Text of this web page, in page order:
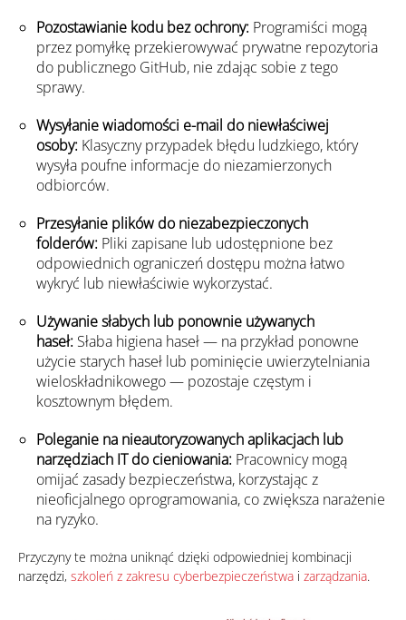
Pozostawianie kodu bez ochrony: Programiści mogą
przez pomyłkę przekierowywać prywatne repozytoria
do publicznego GitHub, nie zdając sobie z tego
sprawy.
Wysyłanie wiadomości e-mail do niewłaściwej
osoby: Klasyczny przypadek błędu ludzkiego, który
wysyła poufne informacje do niezamierzonych
odbiorców.
Przesyłanie plików do niezabezpieczonych
folderów: Pliki zapisane lub udostępnione bez
odpowiednich ograniczeń dostępu można łatwo
wykryć lub niewłaściwie wykorzystać.
Używanie słabych lub ponownie używanych
haseł: Słaba higiena haseł — na przykład ponowne
użycie starych haseł lub pominięcie uwierzytelniania
wieloskładnikowego — pozostaje częstym i
kosztownym błędem.
Poleganie na nieautoryzowanych aplikacjach lub
narzędziach IT do cieniowania: Pracownicy mogą
omijać zasady bezpieczeństwa, korzystając z
nieoficjalnego oprogramowania, co zwiększa narażenie
na ryzyko.
Przyczyny te można uniknąć dzięki odpowiedniej kombinacji
narzędzi, szkoleń z zakresu cyberbezpieczeństwa i zarządzania.